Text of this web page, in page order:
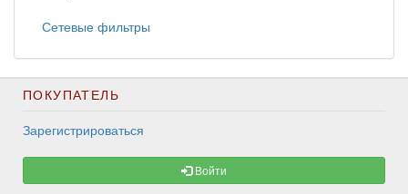
Сетевые фильтры
ПОКУПАТЕЛЬ
Зарегистрироваться
Войти